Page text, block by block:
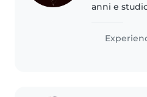
anni e
esperienza
prendermi
dei